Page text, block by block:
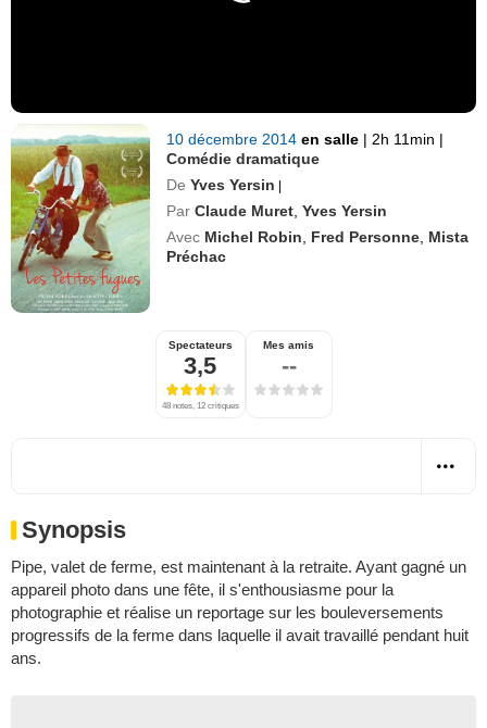
10 décembre 2014en salle | 2h 11min |
Comédie dramatique
De Yves Yersin |
Par Claude Muret ,Yves Yersin
Avec Michel Robin Fred Personne Mista
Préchac
Spectateurs
3,5
48 notes, 12 critiques
Mes amis
--
Synopsis
Pipe, valet de ferme, est maintenant à la retraite. Ayant gagné un
appareil photo dans une fête, il s'enthousiasme pour la
photographie et réalise un reportage sur les bouleversements
progressifs de la ferme dans laquelle il avait travaillé pendant huit
ans.